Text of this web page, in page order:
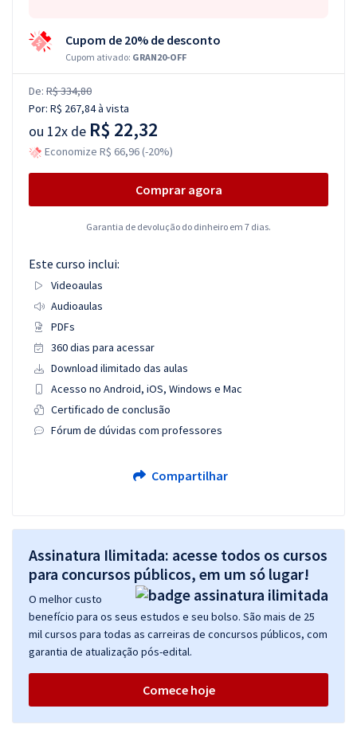
Cupom de 20% de desconto
Cupom ativado: GRAN20-OFF
De: R$ 334,80
Por: R$ 267,84à vista
ou 12x de R$ 22,32
Economize R$ 66,96 (-20%)
Comprar agora
Garantia de devolução do dinheiro em 7 dias.
Este curso inclui:
Videoaulas
Audioaulas
PDFs
360 dias para acessar
Download ilimitado das aulas
Acesso no Android, iOS, Windows e Mac
Certificado de conclusão
Fórum de dúvidas com professores
Compartilhar
Assinatura Ilimitada: acesse todos os cursos
para concursos públicos, em um só lugar!
O melhor custo
benefício para os seus estudos e seu bolso. São mais de 25
mil cursos para todas as carreiras de concursos públicos, com
garantia de atualização pós-edital.
Comece hoje